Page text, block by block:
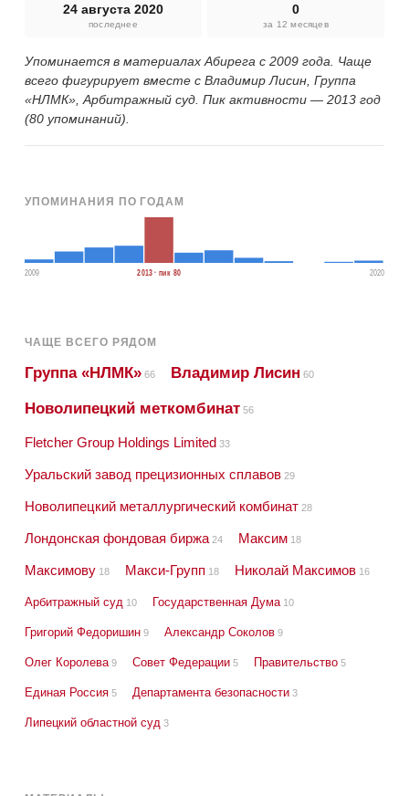
24 августа 2020
последнее
0
за 12 месяцев
Упоминается в материалах Абирега с 2009 года. Чаще
всего фигурирует вместе с Владимир Лисин, Группа
«НЛМК», Арбитражный суд. Пик активности — 2013 год
(80 упоминаний).
УПОМИНАНИЯ ПО ГОДАМ
2009 2013 · пик 80 2020
ЧАЩЕ ВСЕГО РЯДОМ
Группа «НЛМК» 66 Владимир Лисин 60
Новолипецкий меткомбинат 56
Fletcher Group Holdings Limited 33
Уральский завод прецизионных сплавов 29
Новолипецкий металлургический комбинат 28
Лондонская фондовая биржа 24 Максим 18
Максимову 18 Макси-Групп 18 Николай Максимов 16
Арбитражный суд 10 Государственная Дума 10
Григорий Федоришин 9 Александр Соколов 9
Олег Королева 9 Совет Федерации 5 Правительство 5
Единая Россия 5 Департамента безопасности 3
Липецкий областной суд 3